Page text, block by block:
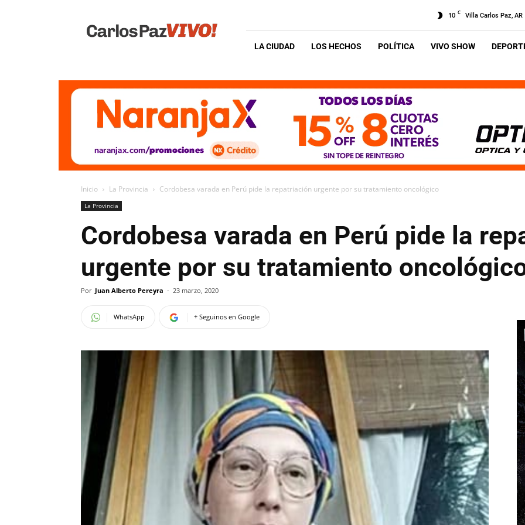
Vivo
10 C Villa Carlos Paz, AR
LA CIUDAD LOS HECHOS POLÍTICA VIVO SHOW
Inicio La Provincia Cordobesa varada en Perú pide la repatriación urgente por su tratamiento oncológico
La Provincia
Cordobesa varada en Perú pide la
urgente por su tratamiento
Por Juan Alberto Pereyra - 23 marzo, 2020
WhatsApp + Seguinos en Google